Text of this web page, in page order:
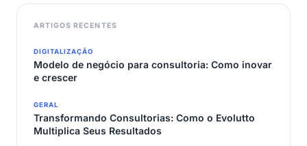
ARTIGOS RECENTES
DIGITALIZAÇÃO
Modelo de negócio para consultoria: Como inovar
e crescer
GERAL
Transformando Consultorias: Como o Evolutto
Multiplica Seus Resultados